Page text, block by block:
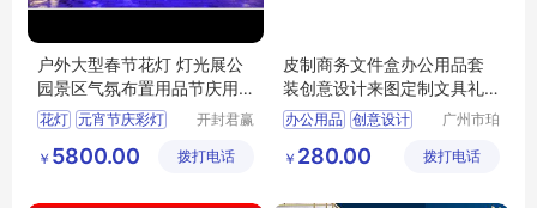
户外大型春节花灯 灯光展公
园景区气氛布置用品节庆用
品可定制
花灯 元宵节庆彩灯
春节灯展制作公司
开封君赢
传媒有限
￥ 5800.00 拨打电话
皮制商务文件盒办公用品套
装创意设计来图定制文具礼
品套装厂家
办公用品 创意设计
广州市珀
限公司
￥ 280.00 拨打电话